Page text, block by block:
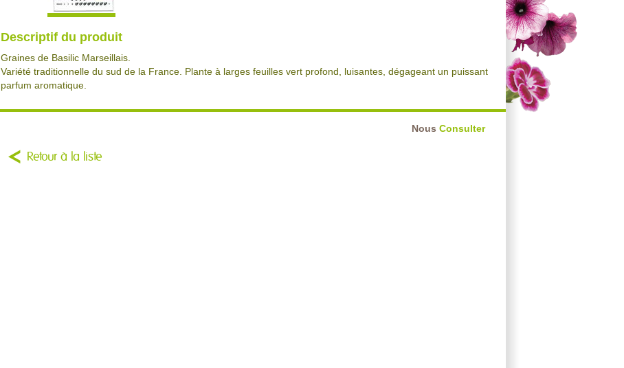
Descriptif du produit
Graines de Basilic Marseillais.
Variété traditionnelle du sud de la France. Plante à larges feuilles vert profond, luisantes, dégageant un puissant
parfum aromatique.
Nous Consulter
Retour à la liste